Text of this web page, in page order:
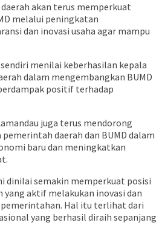
akan terus memperkuat
melalui peningkatan
dan inovasi usaha agar mampu
sendiri menilai keberhasilan kepala
dalam mengembangkan BUMD
positif terhadap
juga terus mendorong
daerah dan BUMD dalam
baru dan meningkatkan
dinilai semakin memperkuat posisi
yang aktif melakukan inovasi dan
Hal itu terlihat dari
yang berhasil diraih sepanjang